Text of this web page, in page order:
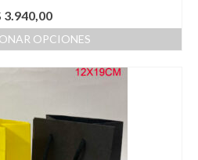
3.940,00
OPCIONES
variantes.
Las
opciones